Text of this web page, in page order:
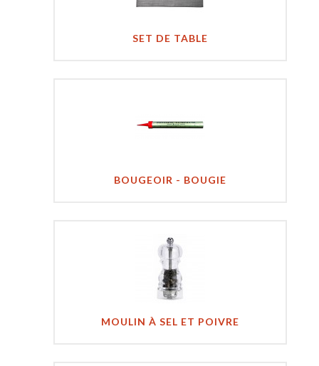
SET DE TABLE
BOUGEOIR - BOUGIE
MOULIN À SEL ET POIVRE